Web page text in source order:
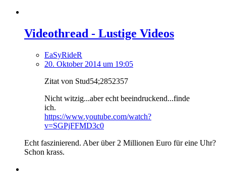
Videothread - Lustige Videos
EaSyRideR
20. Oktober 2014 um 19:05
Zitat von Stud54;2852357
Nicht witzig...aber echt beeindruckend...finde
ich.
https://www.youtube.com/watch?
v=SGPjFFMD3c0
Echt faszinierend. Aber über 2 Millionen Euro für eine Uhr?
Schon krass.